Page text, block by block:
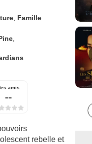
, Famille
,
amis
--
rebelle et